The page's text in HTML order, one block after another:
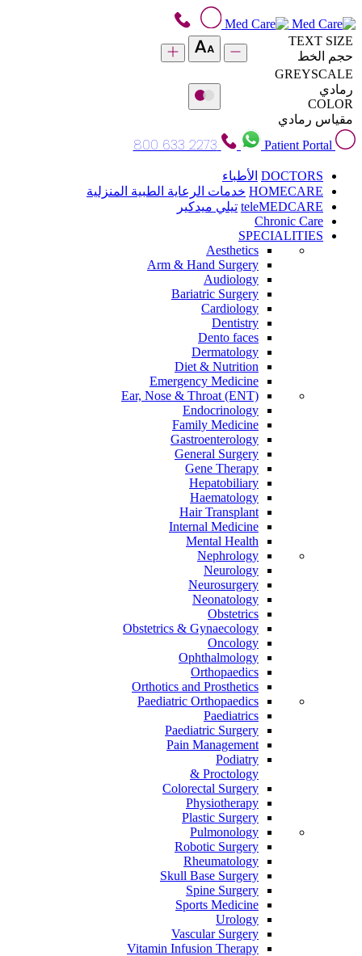
TEXT SIZE
حجم الخط
GREYSCALE
رمادي
COLOR
مقياس رمادي
Patient Portal
800 633 2273
DOCTORS الأطباء
HOMECARE خدمات الرعاية الطبية المنزلية
teleMEDCARE تيلي ميدكير
Chronic Care
SPECIALITIES
Aesthetics
Arm & Hand Surgery
Audiology
Bariatric Surgery
Cardiology
Dentistry
Dento faces
Dermatology
Diet & Nutrition
Emergency Medicine
Ear, Nose & Throat (ENT)
Endocrinology
Family Medicine
Gastroenterology
General Surgery
Gene Therapy
Hepatobiliary
Haematology
Hair Transplant
Internal Medicine
Mental Health
Nephrology
Neurology
Neurosurgery
Neonatology
Obstetrics
Obstetrics & Gynaecology
Oncology
Ophthalmology
Orthopaedics
Orthotics and Prosthetics
Paediatric Orthopaedics
Paediatrics
Paediatric Surgery
Pain Management
Podiatry
Proctology &
Colorectal Surgery
Physiotherapy
Plastic Surgery
Pulmonology
Robotic Surgery
Rheumatology
Skull Base Surgery
Spine Surgery
Sports Medicine
Urology
Vascular Surgery
Vitamin Infusion Therapy